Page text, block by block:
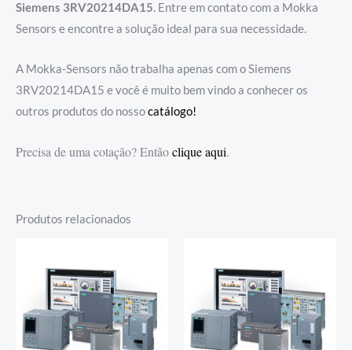
Siemens 3RV20214DA15. Entre em contato com a Mokka
Sensors e encontre a solução ideal para sua necessidade.
A Mokka-Sensors não trabalha apenas com o Siemens
3RV20214DA15 e você é muito bem vindo a conhecer os
outros produtos do nossocatálogo!
Precisa de uma cotação? Entãoclique aqui.
Produtos relacionados